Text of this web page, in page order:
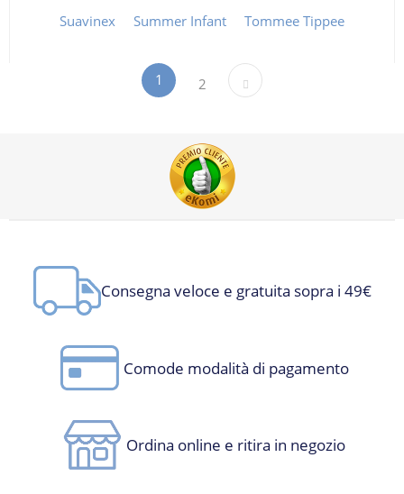
Suavinex
Summer Infant Tommee Tippee
1 2
Consegna veloce e gratuita sopra i 49€
Comode modalità di pagamento
Ordina online e ritira in negozio